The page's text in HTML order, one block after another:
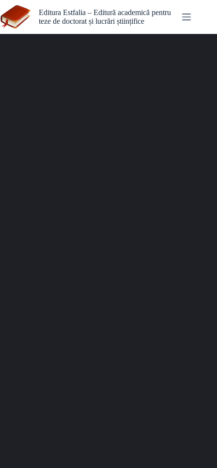
Editura Estfalia – Editură academică pentru
teze de doctorat și lucrări științifice